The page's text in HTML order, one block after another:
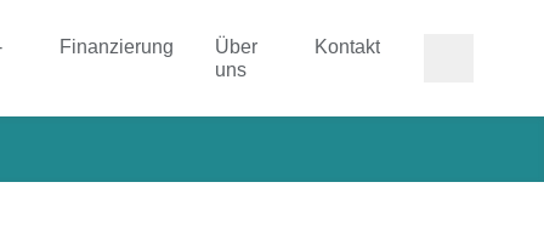
Finanzierung
Über
uns
Kontakt